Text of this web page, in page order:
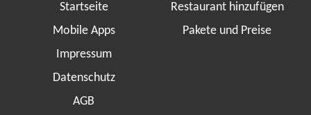
Startseite
Mobile Apps
Impressum
Datenschutz
AGB
Restaurant hinzufügen
Pakete und Preise